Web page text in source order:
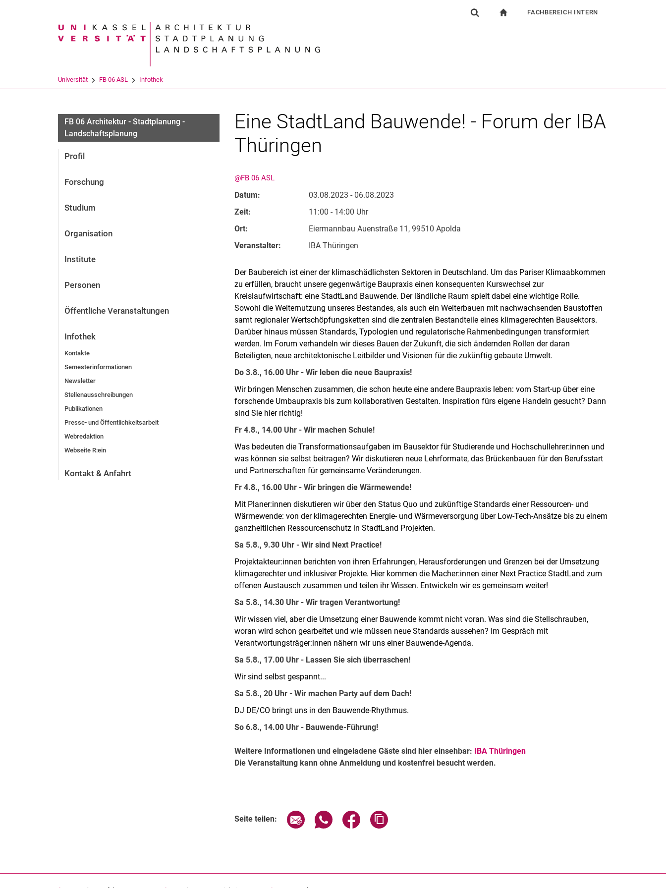
Suchbegriff
FACHBEREICH INTERN
Universität FB 06 ASL Infothek
FB 06 Architektur - Stadtplanung -
Landschaftsplanung
Profil
Forschung
Studium
Organisation
Institute
Personen
Öffentliche Veranstaltungen
Infothek
Kontakte
Semesterinformationen
Newsletter
Stellenausschreibungen
Publikationen
Presse- und Öffentlichkeitsarbeit
Webredaktion
Webseite R:ein
Kontakt & Anfahrt
Eine StadtLand Bauwende! - Forum der IBA
Thüringen
@FB 06 ASL
Datum:
03.08.2023 - 06.08.2023
Zeit:
11:00 - 14:00 Uhr
Ort:
Eiermannbau Auenstraße 11, 99510 Apolda
Veranstalter:
IBA Thüringen
Der Baubereich ist einer der klimaschädlichsten Sektoren in Deutschland. Um das Pariser Klimaabkommen
zu erfüllen, braucht unsere gegenwärtige Baupraxis einen konsequenten Kurswechsel zur
Kreislaufwirtschaft: eine StadtLand Bauwende. Der ländliche Raum spielt dabei eine wichtige Rolle.
Sowohl die Weiternutzung unseres Bestandes, als auch ein Weiterbauen mit nachwachsenden Baustoffen
samt regionaler Wertschöpfungsketten sind die zentralen Bestandteile eines klimagerechten Bausektors.
Darüber hinaus müssen Standards, Typologien und regulatorische Rahmenbedingungen transformiert
werden. Im Forum verhandeln wir dieses Bauen der Zukunft, die sich ändernden Rollen der daran
Beteiligten, neue architektonische Leitbilder und Visionen für die zukünftig gebaute Umwelt.
Do 3.8., 16.00 Uhr - Wir leben die neue Baupraxis!
Wir bringen Menschen zusammen, die schon heute eine andere Baupraxis leben: vom Start-up über eine
forschende Umbaupraxis bis zum kollaborativen Gestalten. Inspiration fürs eigene Handeln gesucht? Dann
sind Sie hier richtig!
Fr 4.8., 14.00 Uhr - Wir machen Schule!
Was bedeuten die Transformationsaufgaben im Bausektor für Studierende und Hochschullehrer:innen und
was können sie selbst beitragen? Wir diskutieren neue Lehrformate, das Brückenbauen für den Berufsstart
und Partnerschaften für gemeinsame Veränderungen.
Fr 4.8., 16.00 Uhr - Wir bringen die Wärmewende!
Mit Planer:innen diskutieren wir über den Status Quo und zukünftige Standards einer Ressourcen- und
Wärmewende: von der klimagerechten Energie- und Wärmeversorgung über Low-Tech-Ansätze bis zu einem
ganzheitlichen Ressourcenschutz in StadtLand Projekten.
Sa 5.8., 9.30 Uhr - Wir sind Next Practice!
Projektakteur:innen berichten von ihren Erfahrungen, Herausforderungen und Grenzen bei der Umsetzung
klimagerechter und inklusiver Projekte. Hier kommen die Macher:innen einer Next Practice StadtLand zum
offenen Austausch zusammen und teilen ihr Wissen. Entwickeln wir es gemeinsam weiter!
Sa 5.8., 14.30 Uhr - Wir tragen Verantwortung!
Wir wissen viel, aber die Umsetzung einer Bauwende kommt nicht voran. Was sind die Stellschrauben,
woran wird schon gearbeitet und wie müssen neue Standards aussehen? Im Gespräch mit
Verantwortungsträger:innen nähern wir uns einer Bauwende-Agenda.
Sa 5.8., 17.00 Uhr - Lassen Sie sich überraschen!
Wir sind selbst gespannt...
Sa 5.8., 20 Uhr - Wir machen Party auf dem Dach!
DJ DE/CO bringt uns in den Bauwende-Rhythmus.
So 6.8., 14.00 Uhr - Bauwende-Führung!
Weitere Informationen und eingeladene Gäste sind hier einsehbar: IBA Thüringen
Die Veranstaltung kann ohne Anmeldung und kostenfrei besucht werden.
Seite teilen: Seite über E-Mail teilen
Seite über WhatsApp teilen (externer Link, öffnet neues Fenster)
Seite über Facebook teilen (externer Link, öffnet neues Fenster)